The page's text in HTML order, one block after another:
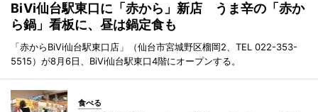
BiVi仙台駅東口に「赤から」新店 うま辛の「赤か
ら鍋」看板に、昼は鍋定食も
「赤からBiVi仙台駅東口店」（仙台市宮城野区榴岡2、TEL 022-353-
5515）が8月6日、BiVi仙台駅東口4階にオープンする。
食べる